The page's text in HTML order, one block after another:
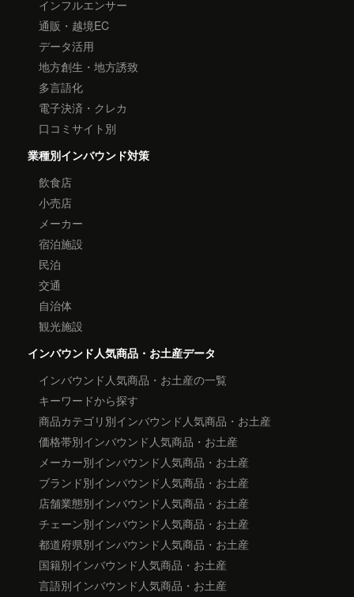
インフルエンサー
通販・越境EC
データ活用
地方創生・地方誘致
多言語化
電子決済・クレカ
口コミサイト別
業種別インバウンド対策
飲食店
小売店
メーカー
宿泊施設
民泊
交通
自治体
観光施設
インバウンド人気商品・お土産データ
インバウンド人気商品・お土産の一覧
キーワードから探す
商品カテゴリ別インバウンド人気商品・お土産
価格帯別インバウンド人気商品・お土産
メーカー別インバウンド人気商品・お土産
ブランド別インバウンド人気商品・お土産
店舗業態別インバウンド人気商品・お土産
チェーン別インバウンド人気商品・お土産
都道府県別インバウンド人気商品・お土産
国籍別インバウンド人気商品・お土産
言語別インバウンド人気商品・お土産